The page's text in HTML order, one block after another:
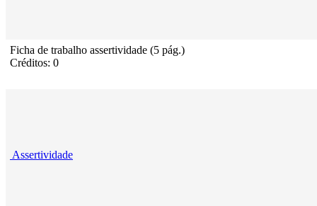
Ficha de trabalho assertividade (5 pág.)
Créditos: 0
Assertividade